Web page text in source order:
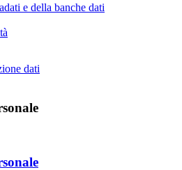
e della banche dati
dati